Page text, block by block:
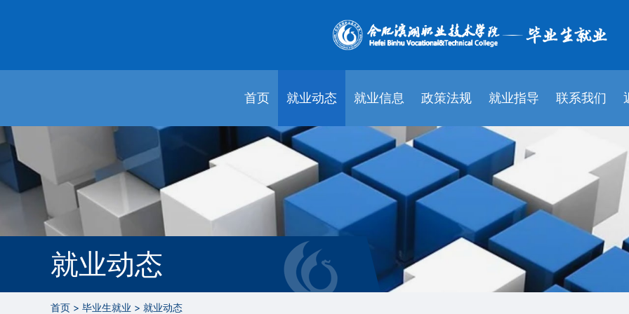
首页 就业动态 就业信息 政策法规 就业指导 联系我们
就业动态
首页 > 毕业生就业 > 就业动态